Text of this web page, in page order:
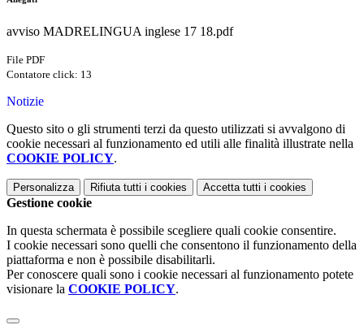
avviso MADRELINGUA inglese 17 18.pdf
File PDF
Contatore click: 13
Notizie
Questo sito o gli strumenti terzi da questo utilizzati si avvalgono di
cookie necessari al funzionamento ed utili alle finalità illustrate nella
COOKIE POLICY.
Personalizza Rifiuta tutti i cookies Accetta tutti i cookies
Gestione cookie
In questa schermata è possibile scegliere quali cookie consentire.
I cookie necessari sono quelli che consentono il funzionamento della
piattaforma e non è possibile disabilitarli.
Per conoscere quali sono i cookie necessari al funzionamento potete
visionare la COOKIE POLICY.